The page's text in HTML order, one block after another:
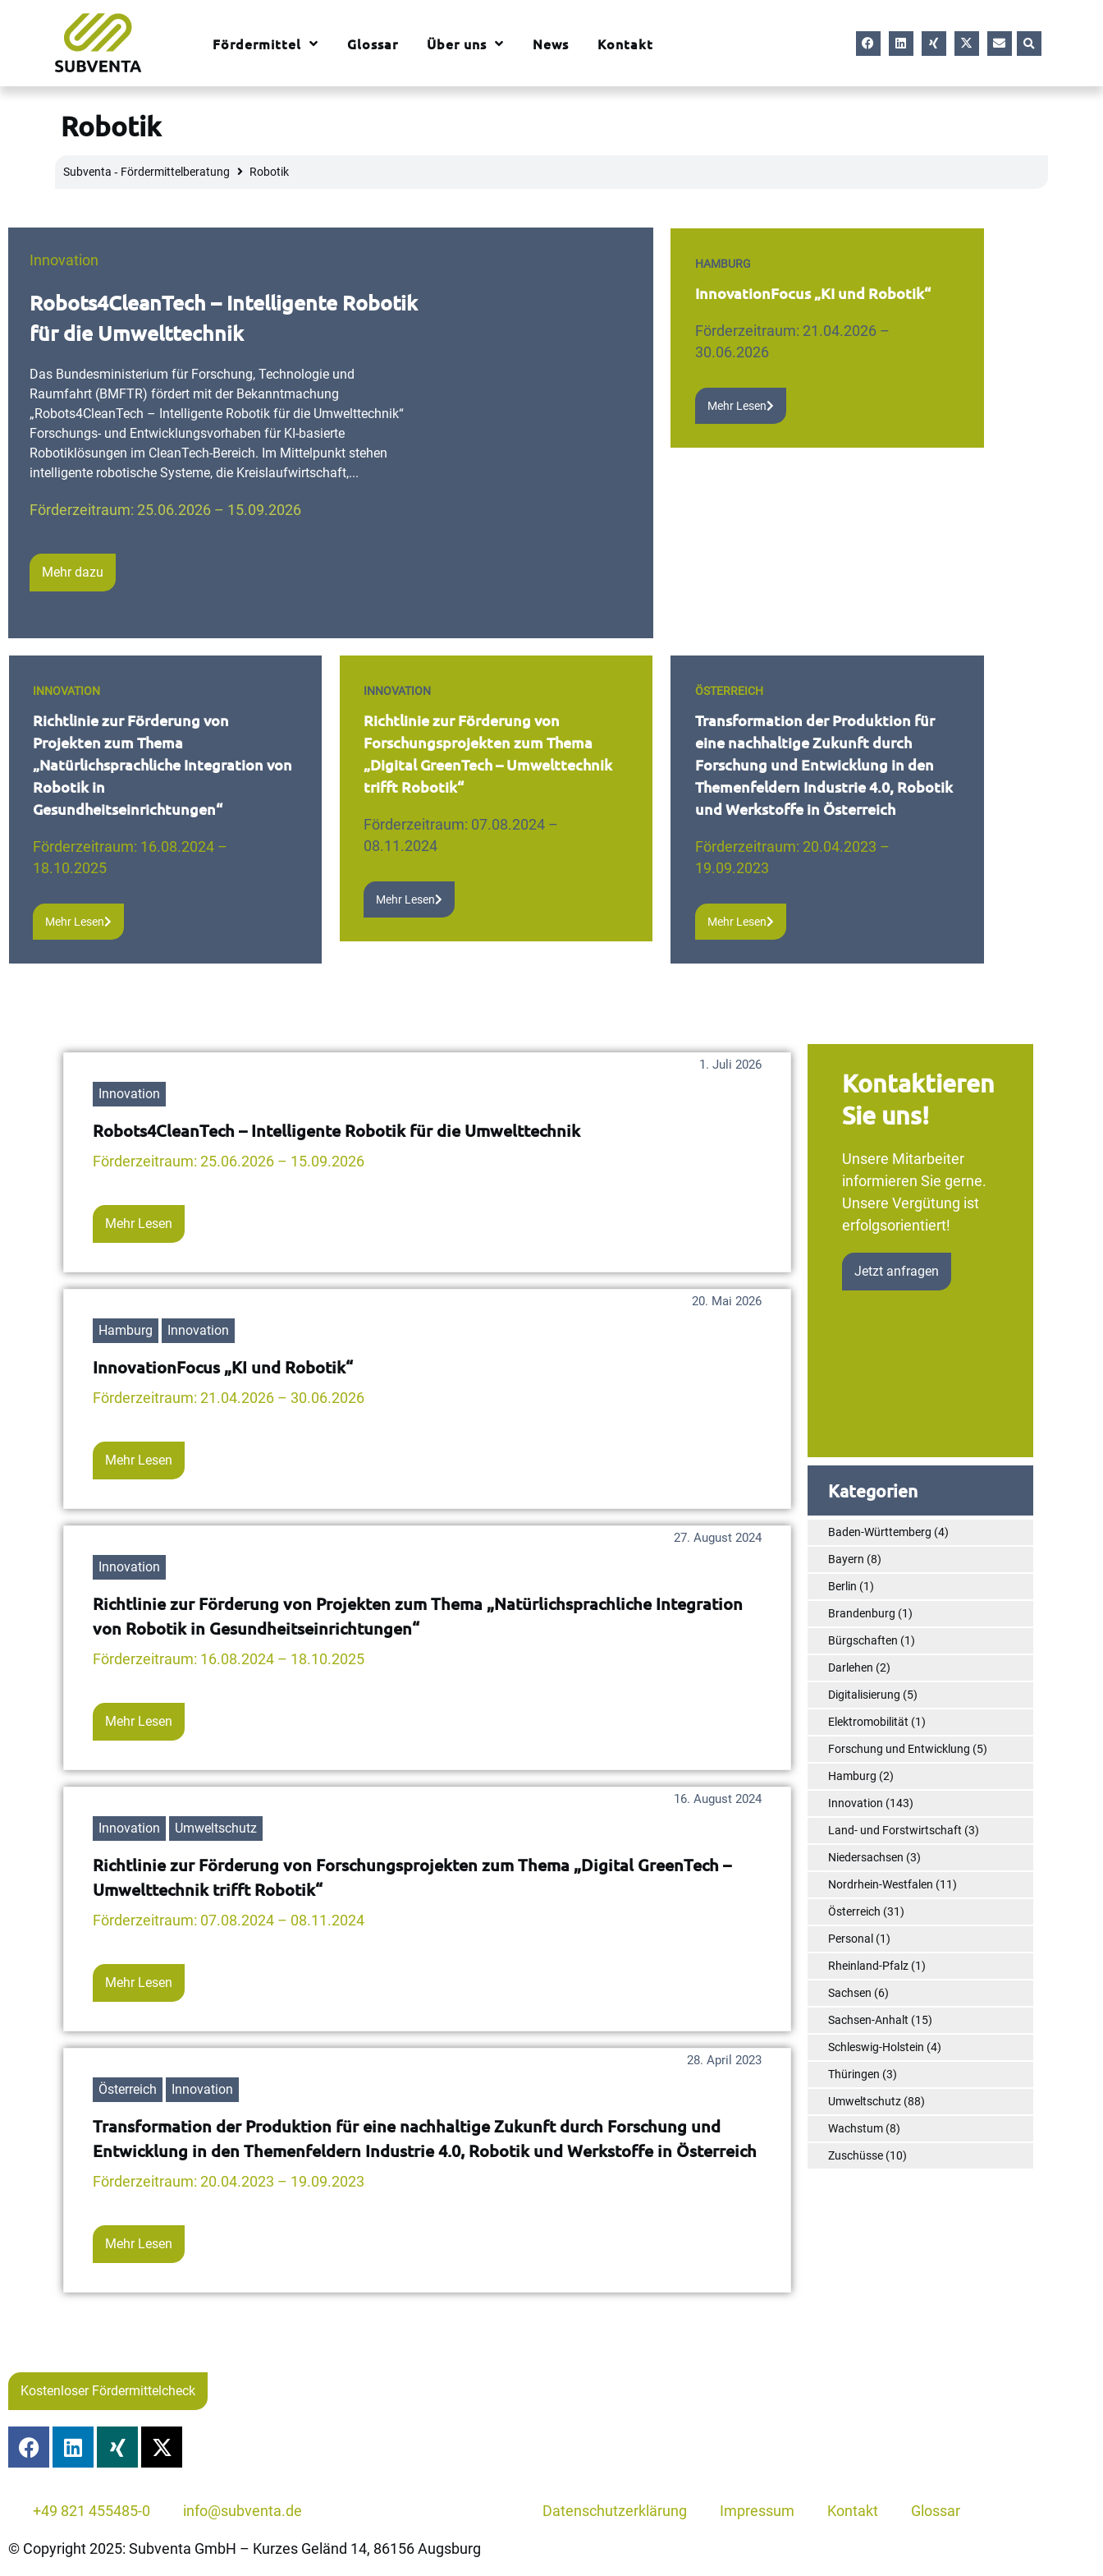
Fördermittel Glossar Über uns News Kontakt
Robotik
Subventa ‐ Fördermittelberatung Robotik
Innovation
Robots4CleanTech – Intelligente Robotik
für die Umwelttechnik
Das Bundesministerium für Forschung, Technologie und
Raumfahrt (BMFTR) fördert mit der Bekanntmachung
„Robots4CleanTech – Intelligente Robotik für die Umwelttechnik“
Forschungs- und Entwicklungsvorhaben für KI-basierte
Robotiklösungen im CleanTech-Bereich. Im Mittelpunkt stehen
intelligente robotische Systeme, die Kreislaufwirtschaft,...
Förderzeitraum: 25.06.2026 – 15.09.2026
Mehr dazu
HAMBURG
InnovationFocus „KI und Robotik“
Förderzeitraum: 21.04.2026 –
30.06.2026
Mehr Lesen
INNOVATION
Richtlinie zur Förderung von
Projekten zum Thema
„Natürlichsprachliche Integration von
Robotik in
Gesundheitseinrichtungen“
Förderzeitraum: 16.08.2024 –
18.10.2025
Mehr Lesen
INNOVATION
Richtlinie zur Förderung von
Forschungsprojekten zum Thema
„Digital GreenTech – Umwelttechnik
trifft Robotik“
Förderzeitraum: 07.08.2024 –
08.11.2024
Mehr Lesen
ÖSTERREICH
Transformation der Produktion für
eine nachhaltige Zukunft durch
Forschung und Entwicklung in den
Themenfeldern Industrie 4.0, Robotik
und Werkstoffe in Österreich
Förderzeitraum: 20.04.2023 –
19.09.2023
Mehr Lesen
Innovation
1. Juli 2026
Robots4CleanTech – Intelligente Robotik für die Umwelttechnik
Förderzeitraum: 25.06.2026 – 15.09.2026
Mehr Lesen
Hamburg Innovation
20. Mai 2026
InnovationFocus „KI und Robotik“
Förderzeitraum: 21.04.2026 – 30.06.2026
Mehr Lesen
Innovation
27. August 2024
Richtlinie zur Förderung von Projekten zum Thema „Natürlichsprachliche Integration
von Robotik in Gesundheitseinrichtungen“
Förderzeitraum: 16.08.2024 – 18.10.2025
Mehr Lesen
Innovation Umweltschutz
16. August 2024
Richtlinie zur Förderung von Forschungsprojekten zum Thema „Digital GreenTech –
Umwelttechnik trifft Robotik“
Förderzeitraum: 07.08.2024 – 08.11.2024
Mehr Lesen
Österreich Innovation
28. April 2023
Transformation der Produktion für eine nachhaltige Zukunft durch Forschung und
Entwicklung in den Themenfeldern Industrie 4.0, Robotik und Werkstoffe in Österreich
Förderzeitraum: 20.04.2023 – 19.09.2023
Mehr Lesen
Kontaktieren
Sie uns!
Unsere Mitarbeiter
informieren Sie gerne.
Unsere Vergütung ist
erfolgsorientiert!
Jetzt anfragen
Kategorien
Baden-Württemberg (4)
Bayern (8)
Berlin (1)
Brandenburg (1)
Bürgschaften (1)
Darlehen (2)
Digitalisierung (5)
Elektromobilität (1)
Forschung und Entwicklung (5)
Hamburg (2)
Innovation (143)
Land- und Forstwirtschaft (3)
Niedersachsen (3)
Nordrhein-Westfalen (11)
Österreich (31)
Personal (1)
Rheinland-Pfalz (1)
Sachsen (6)
Sachsen-Anhalt (15)
Schleswig-Holstein (4)
Thüringen (3)
Umweltschutz (88)
Wachstum (8)
Zuschüsse (10)
Kostenloser Fördermittelcheck
+49 821 455485-0 info@subventa.de Datenschutzerklärung Impressum Kontakt Glossar
© Copyright 2025: Subventa GmbH – Kurzes Geländ 14, 86156 Augsburg